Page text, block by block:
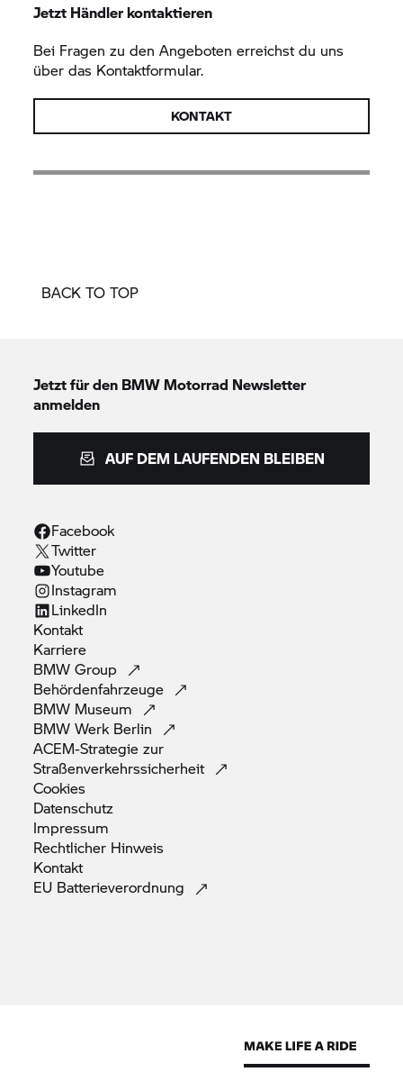
Jetzt Händler kontaktieren
Bei Fragen zu den Angeboten erreichst du uns
über das Kontaktformular.
KONTAKT
BACK TO TOP
Jetzt für den BMW Motorrad Newsletter
anmelden
AUF DEM LAUFENDEN BLEIBEN
Facebook
Twitter
Youtube
Instagram
LinkedIn
Kontakt
Karriere
BMWGroup
Behördenfahrzeuge
BMW Museum
BMW Werk Berlin
ACEM-Strategie zur
Straßenverkehrssicherheit
Cookies
Datenschutz
Impressum
Rechtlicher Hinweis
Kontakt
EU Batterieverordnung